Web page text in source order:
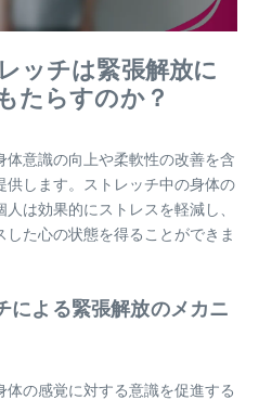
ッチは緊張解放に
たらすのか？
意識の向上や柔軟性の改善を含
します。ストレッチ中の身体の
は効果的にストレスを軽減し、
た心の状態を得ることができま
による緊張解放のメカニ
の感覚に対する意識を促進する